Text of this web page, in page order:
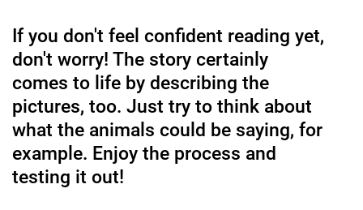
If you don't feel confident reading yet,
don't worry! The story certainly
comes to life by describing the
pictures, too. Just try to think about
what the animals could be saying, for
example. Enjoy the process and
testing it out!